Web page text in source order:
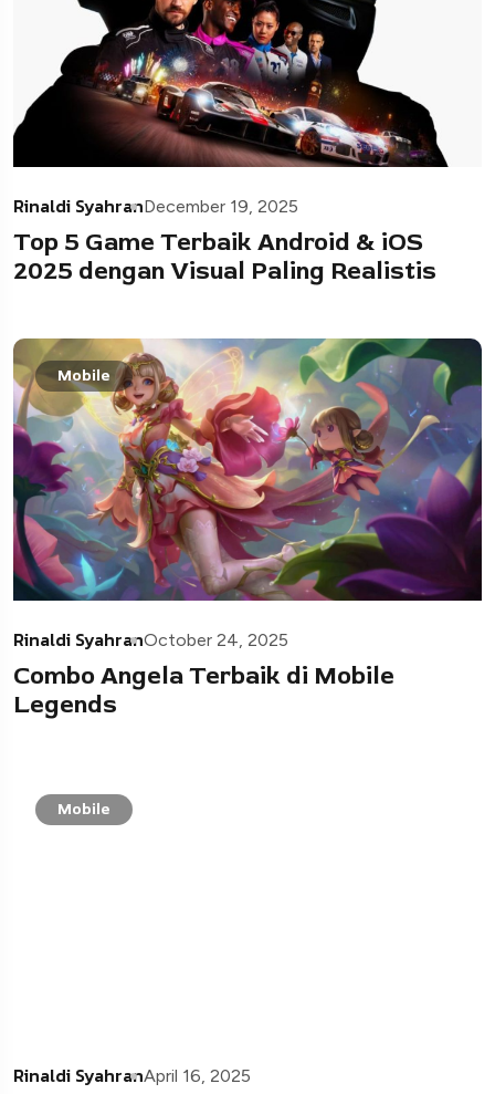
Rinaldi SyahranDecember 19, 2025
Top 5 Game Terbaik Android & iOS
2025 dengan Visual Paling Realistis
Mobile
Rinaldi SyahranOctober 24, 2025
Combo Angela Terbaik di Mobile
Legends
Mobile
Rinaldi SyahranApril 16, 2025